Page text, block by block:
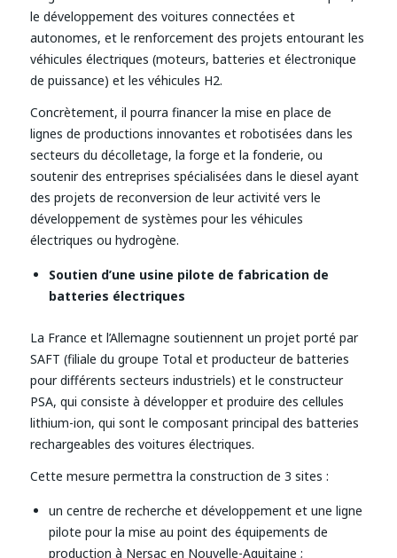
le développement des voitures connectées et
autonomes, et le renforcement des projets entourant les
véhicules électriques (moteurs, batteries et électronique
de puissance) et les véhicules H2.
Concrètement, il pourra financer la mise en place de
lignes de productions innovantes et robotisées dans les
secteurs du décolletage, la forge et la fonderie, ou
soutenir des entreprises spécialisées dans le diesel ayant
des projets de reconversion de leur activité vers le
développement de systèmes pour les véhicules
électriques ou hydrogène.
Soutien d’une usine pilote de fabrication de
batteries électriques
La France et l’Allemagne soutiennent un projet porté par
SAFT (filiale du groupe Total et producteur de batteries
pour différents secteurs industriels) et le constructeur
PSA, qui consiste à développer et produire des cellules
lithium-ion, qui sont le composant principal des batteries
rechargeables des voitures électriques.
Cette mesure permettra la construction de 3 sites :
un centre de recherche et développement et une ligne
pilote pour la mise au point des équipements de
production à Nersac en Nouvelle-Aquitaine ;